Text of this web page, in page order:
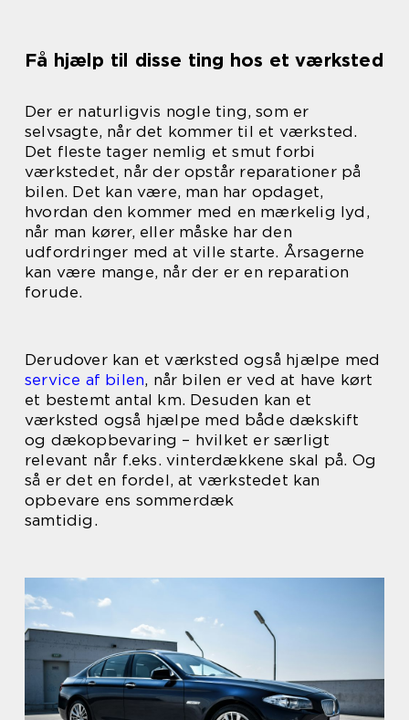
Få hjælp til disse ting hos et værksted
Der er naturligvis nogle ting, som er
selvsagte, når det kommer til et værksted.
Det fleste tager nemlig et smut forbi
værkstedet, når der opstår reparationer på
bilen. Det kan være, man har opdaget,
hvordan den kommer med en mærkelig lyd,
når man kører, eller måske har den
udfordringer med at ville starte. Årsagerne
kan være mange, når der er en reparation
forude.
Derudover kan et værksted også hjælpe med
service af bilen, når bilen er ved at have kørt
et bestemt antal km. Desuden kan et
værksted også hjælpe med både dækskift
og dækopbevaring – hvilket er særligt
relevant når f.eks. vinterdækkene skal på. Og
så er det en fordel, at værkstedet kan
opbevare ens sommerdæk
samtidig.